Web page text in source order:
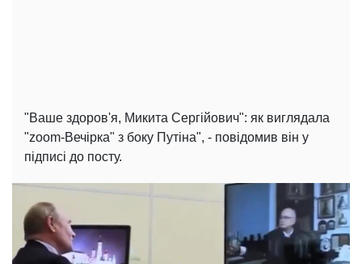
"Ваше здоров'я, Микита Сергійович": як виглядала
"zoom-Вечірка" з боку Путіна", - повідомив він у
підписі до посту.